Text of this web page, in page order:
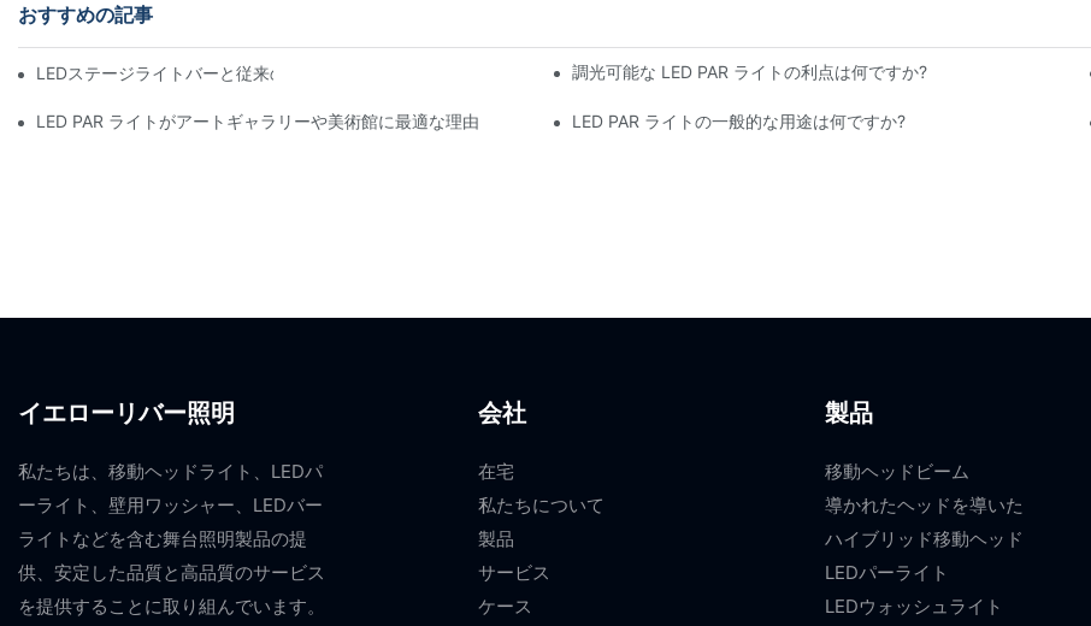
おすすめの記事
LEDステージライトバーと従来のステージ照明：長所と短所 調光可能な LED PAR ライトの利点は何ですか?
LED PAR ライトがアートギャラリーや美術館に最適な理由 LED PAR ライトの一般的な用途は何ですか?
イエローリバー照明
私たちは、移動ヘッドライト、LEDパ
ーライト、壁用ワッシャー、LEDバー
ライトなどを含む舞台照明製品の提
供、安定した品質と高品質のサービス
を提供することに取り組んでいます。
会社
在宅
私たちについて
製品
サービス
ケース
製品
移動ヘッドビーム
導かれたヘッドを導いた
ハイブリッド移動ヘッド
LEDパーライト
LEDウォッシュライト